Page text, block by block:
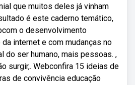
que muitos deles já vinham
é este caderno temático,
o desenvolvimento
internet e com mudanças no
do ser humano, mais pessoas. ,
surgir,. Webconfira 15 ideias de
de convivência educação